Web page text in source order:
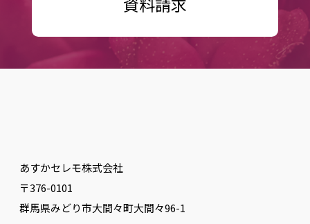
あすかセレモ株式会社
〒376-0101
群馬県みどり市大間々町大間々96-1